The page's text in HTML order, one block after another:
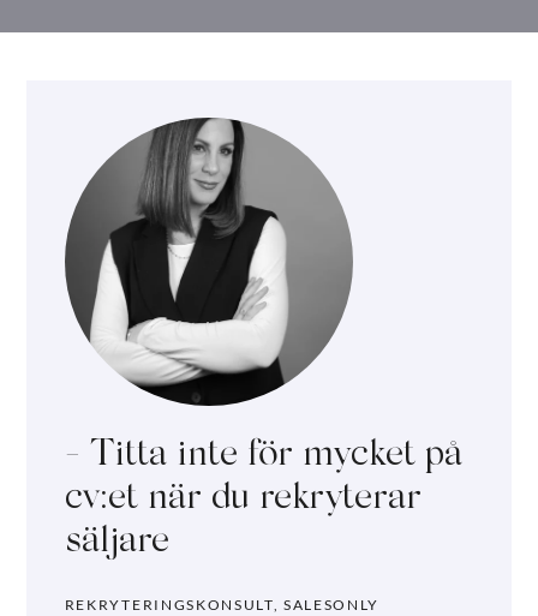
Titta inte för mycket på
cv:et när du rekryterar
säljare
REKRYTERINGSKONSULT, SALESONLY